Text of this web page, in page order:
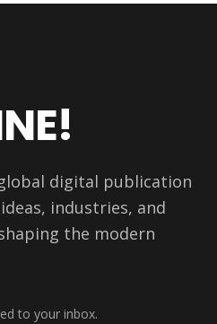
digital publication
industries, and
the modern
to your inbox.